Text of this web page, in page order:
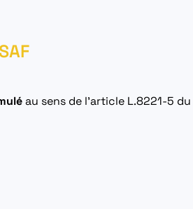
au sens de l’article L.8221-5